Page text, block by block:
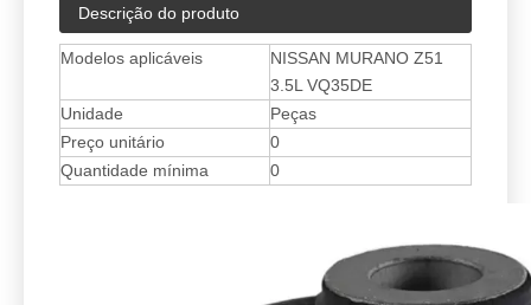
Descrição do produto
Modelos aplicáveis
NISSAN MURANO Z51
3.5L VQ35DE
Unidade
Peças
Preço unitário
0
Quantidade mínima
0